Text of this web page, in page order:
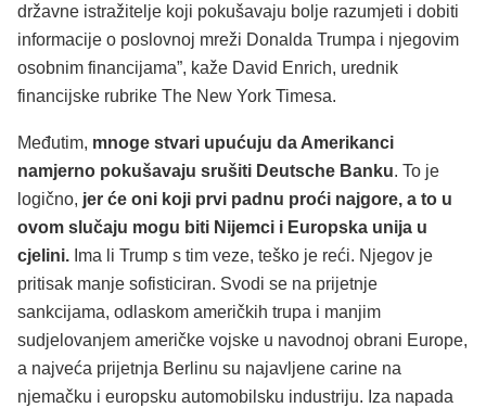
državne istražitelje koji pokušavaju bolje razumjeti i dobiti
informacije o poslovnoj mreži Donalda Trumpa i njegovim
osobnim financijama”, kaže David Enrich, urednik
financijske rubrike The New York Timesa.
Međutim, mnoge stvari upućuju da Amerikanci
namjerno pokušavaju srušiti Deutsche Banku. To je
logično, jer će oni koji prvi padnu proći najgore, a to u
ovom slučaju mogu biti Nijemci i Europska unija u
cjelini. Ima li Trump s tim veze, teško je reći. Njegov je
pritisak manje sofisticiran. Svodi se na prijetnje
sankcijama, odlaskom američkih trupa i manjim
sudjelovanjem američke vojske u navodnoj obrani Europe,
a najveća prijetnja Berlinu su najavljene carine na
njemačku i europsku automobilsku industriju. Iza napada